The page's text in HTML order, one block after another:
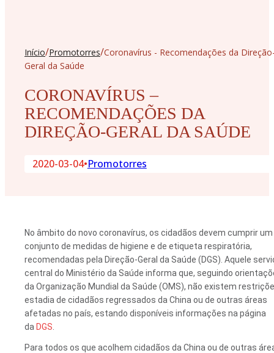
Início/Promotorres/Coronavírus - Recomendações da
Geral da Saúde
CORONAVÍRUS –
RECOMENDAÇÕES DA
DIREÇÃO-GERAL DA SAÚDE
2020-03-04•Promotorres
No âmbito do novo coronavírus, os cidadãos devem cumprir um
conjunto de medidas de higiene e de etiqueta respiratória,
recomendadas pela Direção-Geral da Saúde (DGS). Aquele
central do Ministério da Saúde informa que, seguindo
da Organização Mundial da Saúde (OMS), não existem
estadia de cidadãos regressados da China ou de outras áreas
afetadas no país, estando disponíveis informações na página
da DGS
Para todos os que acolhem cidadãos da China ou de outras